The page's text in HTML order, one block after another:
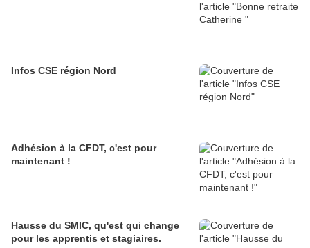
Infos CSE région Nord
Adhésion à la CFDT, c'est pour
maintenant !
Hausse du SMIC, qu'est qui change
pour les apprentis et stagiaires.